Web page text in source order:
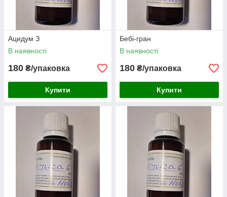
Ацидум З
В наявності
180 ₴/упаковка
Купити
Бебі-гран
В наявності
180 ₴/упаковка
Купити